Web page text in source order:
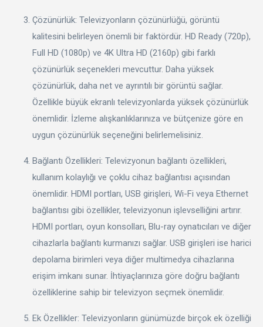
Çözünürlük: Televizyonların çözünürlüğü, görüntü
kalitesini belirleyen önemli bir faktördür. HD Ready (720p),
Full HD (1080p) ve 4K Ultra HD (2160p) gibi farklı
çözünürlük seçenekleri mevcuttur. Daha yüksek
çözünürlük, daha net ve ayrıntılı bir görüntü sağlar.
Özellikle büyük ekranlı televizyonlarda yüksek çözünürlük
önemlidir. İzleme alışkanlıklarınıza ve bütçenize göre en
uygun çözünürlük seçeneğini belirlemelisiniz.
Bağlantı Özellikleri: Televizyonun bağlantı özellikleri,
kullanım kolaylığı ve çoklu cihaz bağlantısı açısından
önemlidir. HDMI portları, USB girişleri, Wi-Fi veya Ethernet
bağlantısı gibi özellikler, televizyonun işlevselliğini artırır.
HDMI portları, oyun konsolları, Blu-ray oynatıcıları ve diğer
cihazlarla bağlantı kurmanızı sağlar. USB girişleri ise harici
depolama birimleri veya diğer multimedya cihazlarına
erişim imkanı sunar. İhtiyaçlarınıza göre doğru bağlantı
özelliklerine sahip bir televizyon seçmek önemlidir.
Ek Özellikler: Televizyonların günümüzde birçok ek özelliği